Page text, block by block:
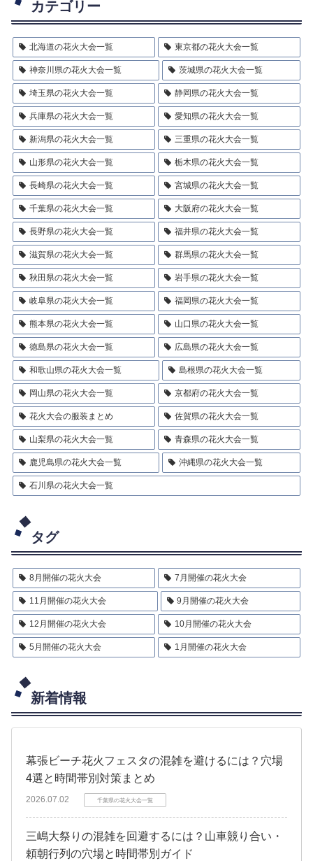
カテゴリー
北海道の花火大会一覧 東京都の花火大会一覧
神奈川県の花火大会一覧 茨城県の花火大会一覧
埼玉県の花火大会一覧 静岡県の花火大会一覧
兵庫県の花火大会一覧 愛知県の花火大会一覧
新潟県の花火大会一覧 三重県の花火大会一覧
山形県の花火大会一覧 栃木県の花火大会一覧
長崎県の花火大会一覧 宮城県の花火大会一覧
千葉県の花火大会一覧 大阪府の花火大会一覧
長野県の花火大会一覧 福井県の花火大会一覧
滋賀県の花火大会一覧 群馬県の花火大会一覧
秋田県の花火大会一覧 岩手県の花火大会一覧
岐阜県の花火大会一覧 福岡県の花火大会一覧
熊本県の花火大会一覧 山口県の花火大会一覧
徳島県の花火大会一覧 広島県の花火大会一覧
和歌山県の花火大会一覧 島根県の花火大会一覧
岡山県の花火大会一覧 京都府の花火大会一覧
花火大会の服装まとめ 佐賀県の花火大会一覧
山梨県の花火大会一覧 青森県の花火大会一覧
鹿児島県の花火大会一覧 沖縄県の花火大会一覧
石川県の花火大会一覧
タグ
8月開催の花火大会 7月開催の花火大会
11月開催の花火大会 9月開催の花火大会
12月開催の花火大会 10月開催の花火大会
5月開催の花火大会 1月開催の花火大会
新着情報
幕張ビーチ花火フェスタの混雑を避けるには？穴場
4選と時間帯別対策まとめ
2026.07.02 千葉県の花火大会一覧
三嶋大祭りの混雑を回避するには？山車競り合い・
頼朝行列の穴場と時間帯別ガイド